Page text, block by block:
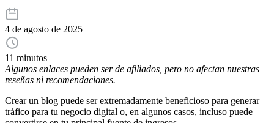
4 de agosto de 2025
11 minutos
Algunos enlaces pueden ser de afiliados, pero no afectan nuestras
reseñas ni recomendaciones.
Crear un blog puede ser extremadamente beneficioso para generar
tráfico para tu negocio digital o, en algunos casos, incluso puede